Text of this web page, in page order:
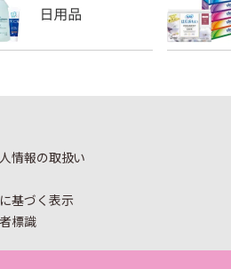
情報の取扱い
基づく表示
標識